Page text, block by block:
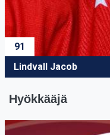
91
Lindvall Jacob
Hyökkääjä